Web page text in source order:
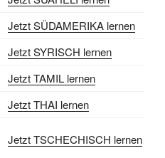
Jetzt SÜDAMERIKA lernen
Jetzt SYRISCH lernen
Jetzt TAMIL lernen
Jetzt THAI lernen
Jetzt TSCHECHISCH lernen